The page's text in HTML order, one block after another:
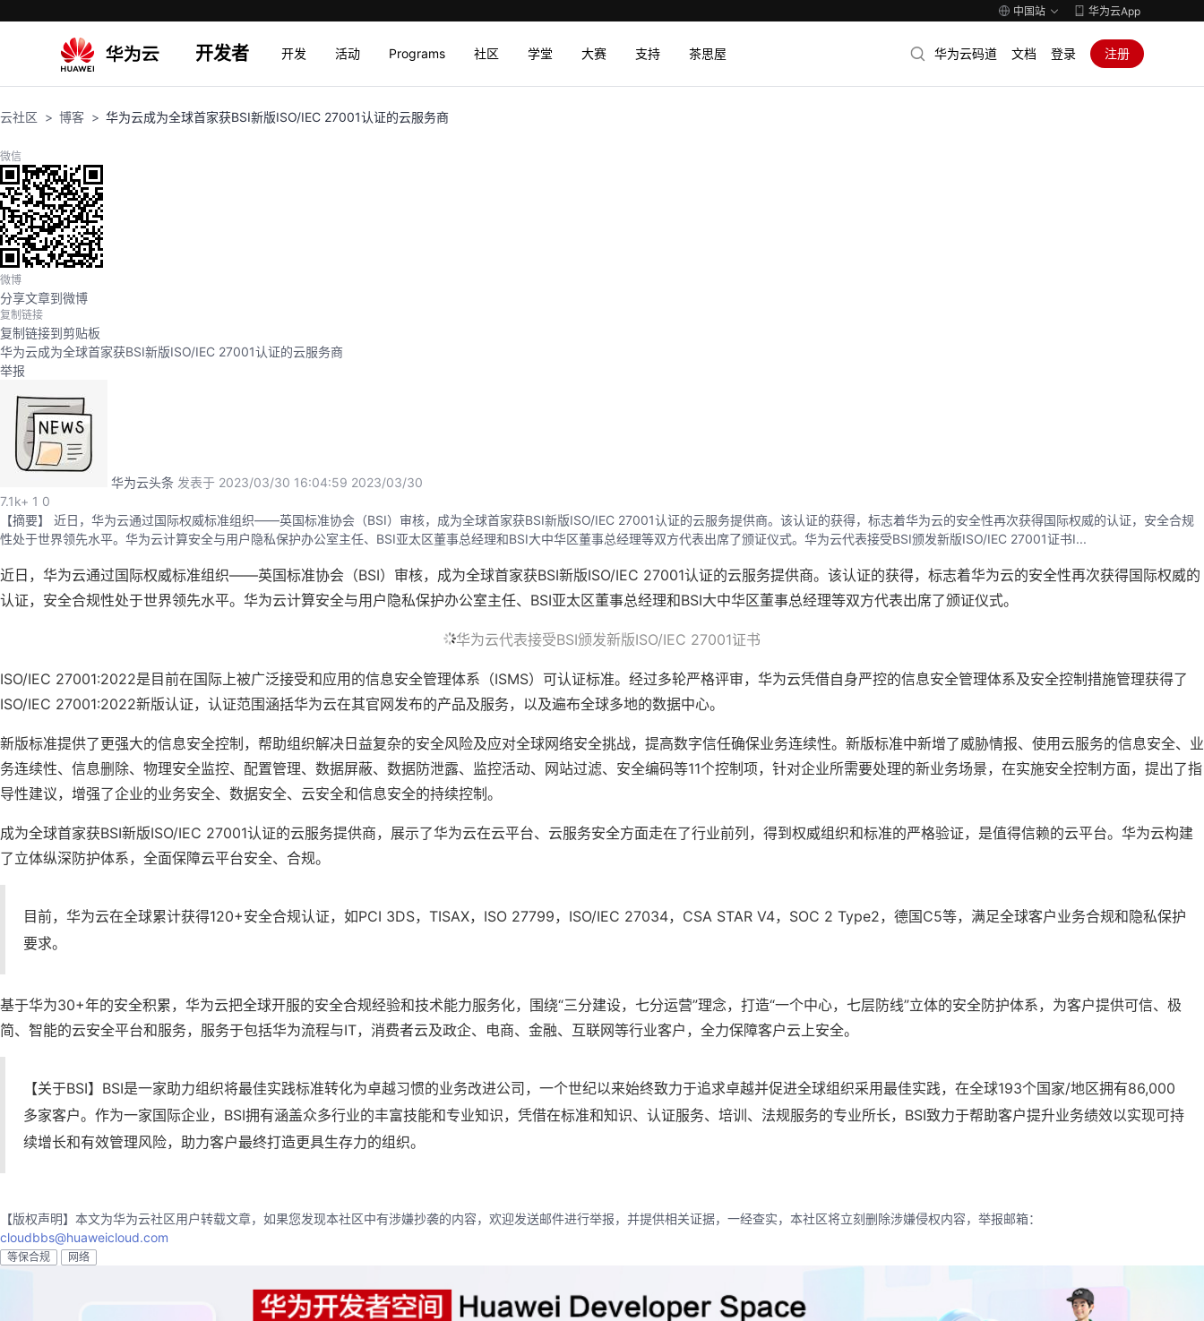
中国站 华为云App
开发者 开发 活动 Programs 社区 学堂 大赛 支持 茶思屋 华为云码道 文档 登录 注册
云社区 博客 华为云成为全球首家获BSI新版ISO/IEC 27001认证的云服务商
微信
微博
分享文章到微博
复制链接
复制链接到剪贴板
华为云成为全球首家获BSI新版ISO/IEC 27001认证的云服务商
举报
华为云头条 发表于 2023/03/30 16:04:59 2023/03/30
7.1k+ 1 0
【摘要】 近日，华为云通过国际权威标准组织——英国标准协会（BSI）审核，成为全球首家获BSI新版ISO/IEC 27001认证的云服务提供商。该认证的获得，标志着华为云的安全性再次获得国际权威的认证，安全合规
性处于世界领先水平。华为云计算安全与用户隐私保护办公室主任、BSI亚太区董事总经理和BSI大中华区董事总经理等双方代表出席了颁证仪式。华为云代表接受BSI颁发新版ISO/IEC 27001证书I...
近日，华为云通过国际权威标准组织——英国标准协会（BSI）审核，成为全球首家获BSI新版ISO/IEC 27001认证的云服务提供商。该认证的获得，标志着华为云的安全性再次获得国际权威的
认证，安全合规性处于世界领先水平。华为云计算安全与用户隐私保护办公室主任、BSI亚太区董事总经理和BSI大中华区董事总经理等双方代表出席了颁证仪式。
华为云代表接受BSI颁发新版ISO/IEC 27001证书
ISO/IEC 27001:2022是目前在国际上被广泛接受和应用的信息安全管理体系（ISMS）可认证标准。经过多轮严格评审，华为云凭借自身严控的信息安全管理体系及安全控制措施管理获得了
ISO/IEC 27001:2022新版认证，认证范围涵括华为云在其官网发布的产品及服务，以及遍布全球多地的数据中心。
新版标准提供了更强大的信息安全控制，帮助组织解决日益复杂的安全风险及应对全球网络安全挑战，提高数字信任确保业务连续性。新版标准中新增了威胁情报、使用云服务的信息安全、业
务连续性、信息删除、物理安全监控、配置管理、数据屏蔽、数据防泄露、监控活动、网站过滤、安全编码等11个控制项，针对企业所需要处理的新业务场景，在实施安全控制方面，提出了指
导性建议，增强了企业的业务安全、数据安全、云安全和信息安全的持续控制。
成为全球首家获BSI新版ISO/IEC 27001认证的云服务提供商，展示了华为云在云平台、云服务安全方面走在了行业前列，得到权威组织和标准的严格验证，是值得信赖的云平台。华为云构建
了立体纵深防护体系，全面保障云平台安全、合规。
目前，华为云在全球累计获得120+安全合规认证，如PCI 3DS，TISAX，ISO 27799，ISO/IEC 27034，CSA STAR V4，SOC 2 Type2，德国C5等，满足全球客户业务合规和隐私保护
要求。
基于华为30+年的安全积累，华为云把全球开服的安全合规经验和技术能力服务化，围绕“三分建设，七分运营”理念，打造“一个中心，七层防线”立体的安全防护体系，为客户提供可信、极
简、智能的云安全平台和服务，服务于包括华为流程与IT，消费者云及政企、电商、金融、互联网等行业客户，全力保障客户云上安全。
【关于BSI】BSI是一家助力组织将最佳实践标准转化为卓越习惯的业务改进公司，一个世纪以来始终致力于追求卓越并促进全球组织采用最佳实践，在全球193个国家/地区拥有86,000
多家客户。作为一家国际企业，BSI拥有涵盖众多行业的丰富技能和专业知识，凭借在标准和知识、认证服务、培训、法规服务的专业所长，BSI致力于帮助客户提升业务绩效以实现可持
续增长和有效管理风险，助力客户最终打造更具生存力的组织。
【版权声明】本文为华为云社区用户转载文章，如果您发现本社区中有涉嫌抄袭的内容，欢迎发送邮件进行举报，并提供相关证据，一经查实，本社区将立刻删除涉嫌侵权内容，举报邮箱：
cloudbbs@huaweicloud.com
等保合规 网络